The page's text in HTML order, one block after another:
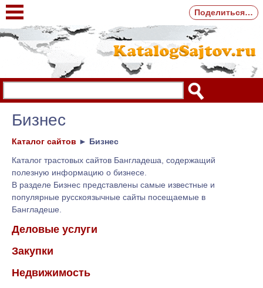
Бизнес
Каталог сайтов ► Бизнес
Каталог трастовых сайтов Бангладеша, содержащий
полезную информацию о бизнесе.
В разделе Бизнес представлены самые известные и
популярные русскоязычные сайты посещаемые в
Бангладеше.
Деловые услуги
Закупки
Недвижимость
Поделиться…